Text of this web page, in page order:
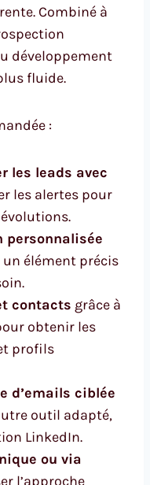
Combiné à
développement
fluide.
:
les leads avec
les alertes pour
personnalisée
élément précis
contacts grâce à
obtenir les
profils
d’emails ciblée
outil adapté,
LinkedIn.
ou via
l’approche